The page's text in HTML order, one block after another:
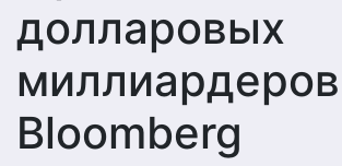
долларовых
миллиардеров
Bloomberg